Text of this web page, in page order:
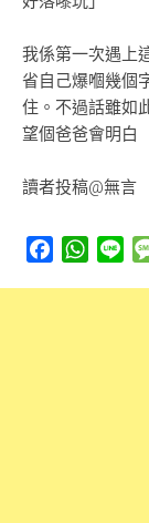
我係第一次遇上
省自己爆嗰幾個
住。不過話雖如
望個爸爸會明白
讀者投稿@無言
Facebook